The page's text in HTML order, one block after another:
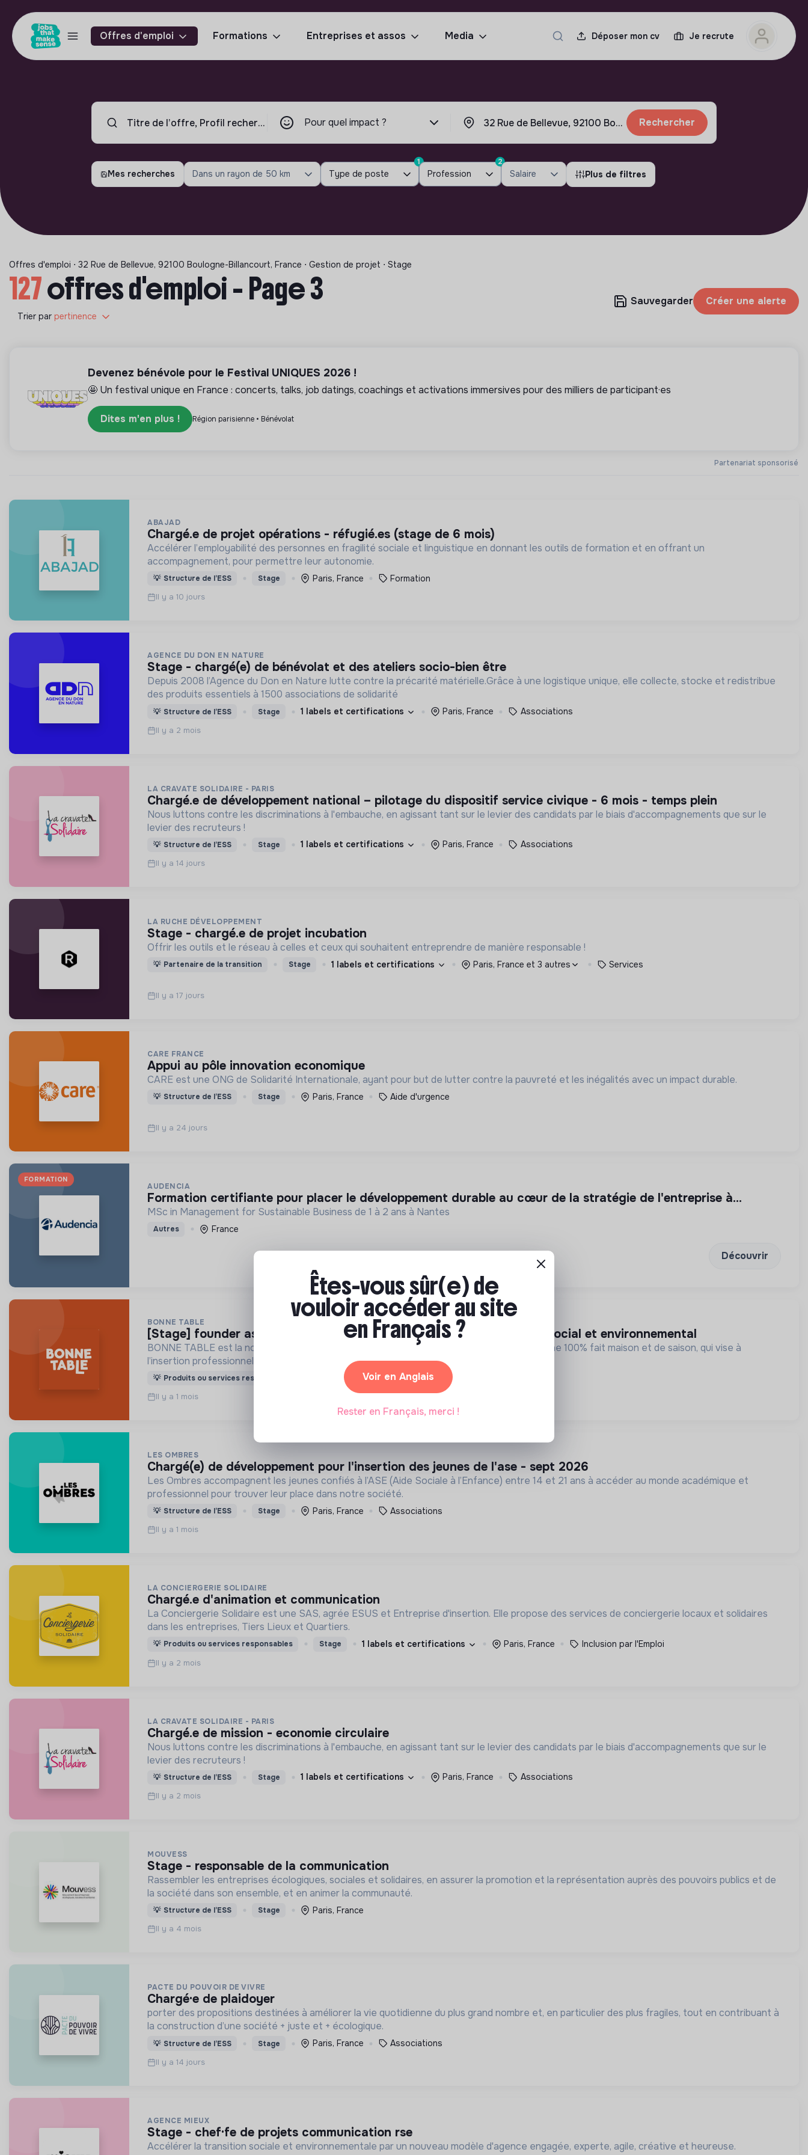
Offres d'emploi Formations Entreprises et assos Media Déposer mon cv Je recrute
Pour quel impact ? Rechercher
Mes recherches Dans un rayon de 50 km Type de poste
1
Profession
2
Salaire Plus de filtres
Offres d'emploi ⋅ 32 Rue de Bellevue, 92100 Boulogne-Billancourt, France ⋅ Gestion de projet ⋅ Stage
127offres d'emploi - Page 3
Trier par pertinence
Sauvegarder Créer une alerte
Partenariat sponsorisé
Devenez bénévole pour le Festival UNIQUES 2026 !
🤩 Un festival unique en France : concerts, talks, job datings, coachings et activations immersives pour des milliers de participant·es
Dites m'en plus ! Région parisienne • Bénévolat
ABAJAD
chargé.e de projet opérations - réfugié.es (stage de 6 mois)
Accélérer l’employabilité des personnes en fragilité sociale et linguistique en donnant les outils de formation et en offrant un
accompagnement, pour permettre leur autonomie.
💡 Structure de l’ESS Stage Paris, France Formation
Il y a 10 jours
AGENCE DU DON EN NATURE
stage - chargé(e) de bénévolat et des ateliers socio-bien être
Depuis 2008 l’Agence du Don en Nature lutte contre la précarité matérielle.Grâce à une logistique unique, elle collecte, stocke et redistribue
des produits essentiels à 1500 associations de solidarité
💡 Structure de l’ESS Stage 1 labels et certifications Paris, France Associations
Il y a 2 mois
LA CRAVATE SOLIDAIRE - PARIS
chargé.e de développement national – pilotage du dispositif service civique - 6 mois - temps plein
Nous luttons contre les discriminations à l'embauche, en agissant tant sur le levier des candidats par le biais d'accompagnements que sur le
levier des recruteurs !
💡 Structure de l’ESS Stage 1 labels et certifications Paris, France Associations
Il y a 14 jours
LA RUCHE DÉVELOPPEMENT
stage - chargé.e de projet incubation
Offrir les outils et le réseau à celles et ceux qui souhaitent entreprendre de manière responsable !
💡 Partenaire de la transition Stage 1 labels et certifications Paris, France et 3 autres Services
Il y a 17 jours
CARE FRANCE
appui au pôle innovation economique
CARE est une ONG de Solidarité Internationale, ayant pour but de lutter contre la pauvreté et les inégalités avec un impact durable.
💡 Structure de l’ESS Stage Paris, France Aide d'urgence
Il y a 24 jours
FORMATION
AUDENCIA
formation certifiante pour placer le développement durable au cœur de la stratégie de l'entreprise à...
MSc in Management for Sustainable Business de 1 à 2 ans à Nantes
Autres France
Découvrir
BONNE TABLE
[stage] founder associate | nouvelle chaîne de restaurants à impact social et environnemental
BONNE TABLE est la nouvelle chaine de restauration du déjeuner à impact, avec une cuisine 100% fait maison et de saison, qui vise à
l’insertion professionnelle de ses équipiers. 🧡💙
💡 Produits ou services responsables Paris, France Alimentation
Il y a 1 mois
LES OMBRES
chargé(e) de développement pour l'insertion des jeunes de l'ase - sept 2026
Les Ombres accompagnent les jeunes confiés à l’ASE (Aide Sociale à l’Enfance) entre 14 et 21 ans à accéder au monde académique et
professionnel pour trouver leur place dans notre société.
💡 Structure de l’ESS Stage Paris, France Associations
Il y a 1 mois
LA CONCIERGERIE SOLIDAIRE
chargé.e d'animation et communication
La Conciergerie Solidaire est une SAS, agrée ESUS et Entreprise d'insertion. Elle propose des services de conciergerie locaux et solidaires
dans les entreprises, Tiers Lieux et Quartiers.
💡 Produits ou services responsables Stage 1 labels et certifications Paris, France Inclusion par l'Emploi
Il y a 2 mois
LA CRAVATE SOLIDAIRE - PARIS
chargé.e de mission - economie circulaire
Nous luttons contre les discriminations à l'embauche, en agissant tant sur le levier des candidats par le biais d'accompagnements que sur le
levier des recruteurs !
💡 Structure de l’ESS Stage 1 labels et certifications Paris, France Associations
Il y a 2 mois
MOUVESS
stage - responsable de la communication
Rassembler les entreprises écologiques, sociales et solidaires, en assurer la promotion et la représentation auprès des pouvoirs publics et de
la société dans son ensemble, et en animer la communauté.
💡 Structure de l’ESS Stage Paris, France
Il y a 4 mois
PACTE DU POUVOIR DE VIVRE
chargé·e de plaidoyer
porter des propositions destinées à améliorer la vie quotidienne du plus grand nombre et, en particulier des plus fragiles, tout en contribuant à
la construction d’une société + juste et + écologique.
💡 Structure de l’ESS Stage Paris, France Associations
Il y a 14 jours
AGENCE MIEUX
stage - chef·fe de projets communication rse
Accélérer la transition sociale et environnementale par un nouveau modèle d'agence engagée, experte, agile, créative et heureuse.
Êtes-vous sûr(e) de
vouloir accéder au site
en Français ?
Voir en Anglais
Rester en Français, merci !